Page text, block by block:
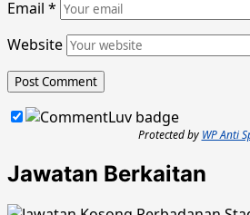
Email *
Website
Protected by WP Anti
Jawatan Berkaitan